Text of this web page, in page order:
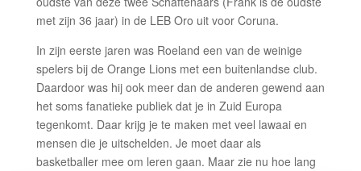
met zijn 36 jaar) in de LEB Oro uit voor Coruna.
In zijn eerste jaren was Roeland een van de weinige
spelers bij de Orange Lions met een buitenlandse club.
Daardoor was hij ook meer dan de anderen gewend aan
het soms fanatieke publiek dat je in Zuid Europa
tegenkomt. Daar krijg je te maken met veel lawaai en
mensen die je uitschelden. Je moet daar als
basketballer mee om leren gaan. Maar zie nu hoe lang